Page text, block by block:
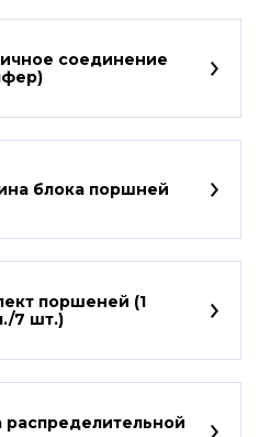
соединение
блока поршней
поршеней (1
7 шт.)
распределительной